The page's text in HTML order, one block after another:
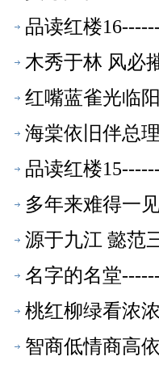
品读红楼
木秀于林 风必
红嘴蓝雀光临
海棠依旧伴总
品读红楼
多年来难得一
源于九江 懿范
名字的名堂
桃红柳绿看浓
智商低情商高